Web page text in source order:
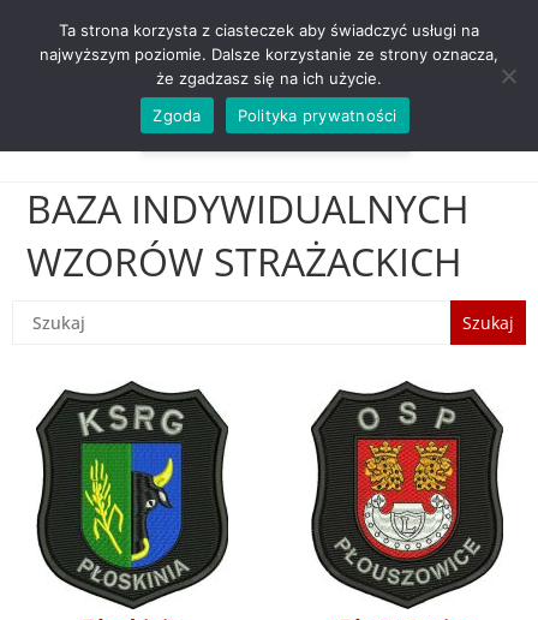
ZADZWOŃ TEL. 600 352 938
BAZA INDYWIDUALNYCH
WZORÓW STRAŻACKICH
Szukaj
Ta strona korzysta z ciasteczek aby świadczyć usługi na
najwyższym poziomie. Dalsze korzystanie ze strony oznacza,
że zgadzasz się na ich użycie.
Zgoda
Polityka prywatności